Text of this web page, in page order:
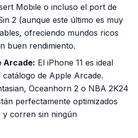
Mobile o incluso el port de
2 (aunque este último es muy
ofreciendo mundos ricos
buen rendimiento.
Arcade: El iPhone 11 es ideal
de Apple Arcade.
, Oceanhorn 2 o NBA 2K24
perfectamente optimizados
y corren sin ningún